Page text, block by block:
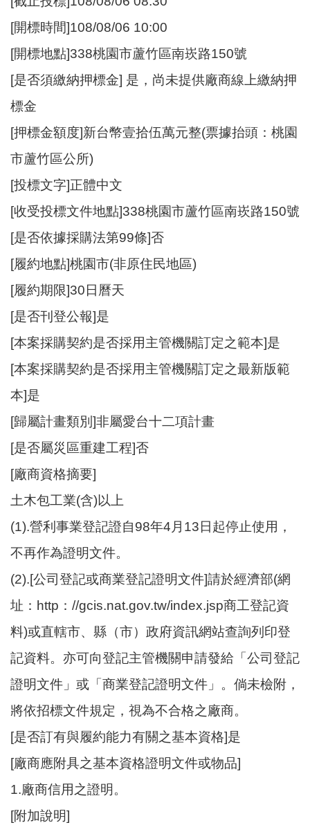
[開標時間]108/08/06 10:00
[開標地點]338桃園市蘆竹區南崁路150號
[是否須繳納押標金] 是，尚未提供廠商線上繳納押
標金
[押標金額度]新台幣壹拾伍萬元整(票據抬頭：桃園
市蘆竹區公所)
[投標文字]正體中文
[收受投標文件地點]338桃園市蘆竹區南崁路150號
[是否依據採購法第99條]否
[履約地點]桃園市(非原住民地區)
[履約期限]30日曆天
[是否刊登公報]是
[本案採購契約是否採用主管機關訂定之範本]是
[本案採購契約是否採用主管機關訂定之最新版範
本]是
[歸屬計畫類別]非屬愛台十二項計畫
[是否屬災區重建工程]否
[廠商資格摘要]
土木包工業(含)以上
(1).營利事業登記證自98年4月13日起停止使用，
不再作為證明文件。
(2).[公司登記或商業登記證明文件]請於經濟部(網
址：http：//gcis.nat.gov.tw/index.jsp商工登記資
料)或直轄市、縣（市）政府資訊網站查詢列印登
記資料。亦可向登記主管機關申請發給「公司登記
證明文件」或「商業登記證明文件」。倘未檢附，
將依招標文件規定，視為不合格之廠商。
[是否訂有與履約能力有關之基本資格]是
[廠商應附具之基本資格證明文件或物品]
1.廠商信用之證明。
[附加說明]